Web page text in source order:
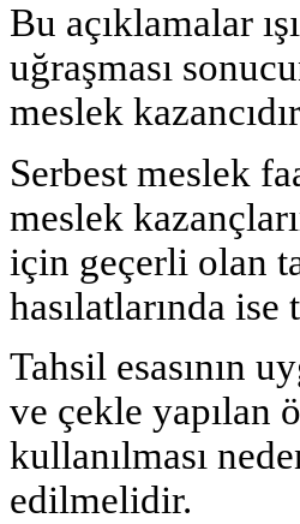
Bu açıklamalar
uğraşması
meslek
Serbest meslek
meslek
için geçerli olan
hasılatlarında
Tahsil esasının
ve çekle yapılan
kullanılması
edilmelidir.